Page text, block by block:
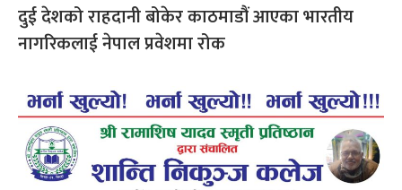
दुई देशको राहदानी बोकेर काठमाडौं आएका भारतीय
नागरिकलाई नेपाल प्रवेशमा रोक